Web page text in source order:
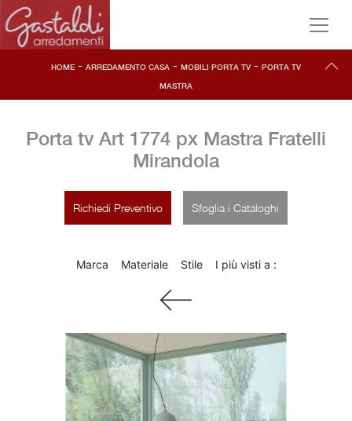
HOME - ARREDAMENTO CASA - MOBILI PORTA TV - PORTA TV
MASTRA
Porta tv Art 1774 px Mastra Fratelli
Mirandola
Richiedi Preventivo Sfoglia i Cataloghi
Marca Materiale Stile I più visti a :